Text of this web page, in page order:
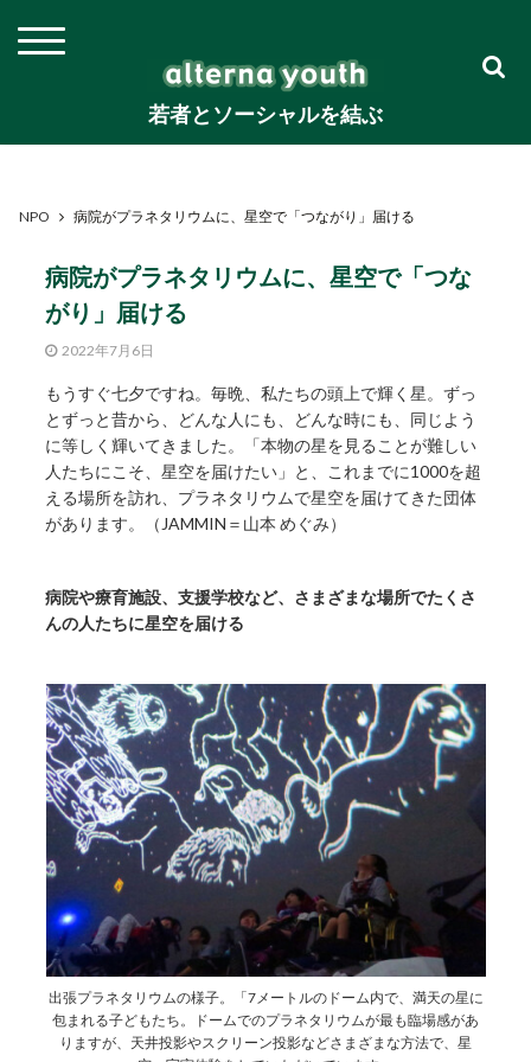
若者とソーシャルを結ぶ
NPO 病院がプラネタリウムに、星空で「つながり」届ける
病院がプラネタリウムに、星空で「つな
がり」届ける
2022年7月6日
もうすぐ七夕ですね。毎晩、私たちの頭上で輝く星。ずっ
とずっと昔から、どんな人にも、どんな時にも、同じよう
に等しく輝いてきました。「本物の星を見ることが難しい
人たちにこそ、星空を届けたい」と、これまでに1000を超
える場所を訪れ、プラネタリウムで星空を届けてきた団体
があります。（JAMMIN＝山本 めぐみ）
病院や療育施設、支援学校など、さまざまな場所でたくさ
んの人たちに星空を届ける
出張プラネタリウムの様子。「7メートルのドーム内で、満天の星に
包まれる子どもたち。ドームでのプラネタリウムが最も臨場感があ
りますが、天井投影やスクリーン投影などさまざまな方法で、星